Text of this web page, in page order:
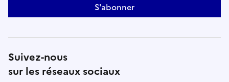
S'abonner
Suivez-nous
sur les réseaux sociaux